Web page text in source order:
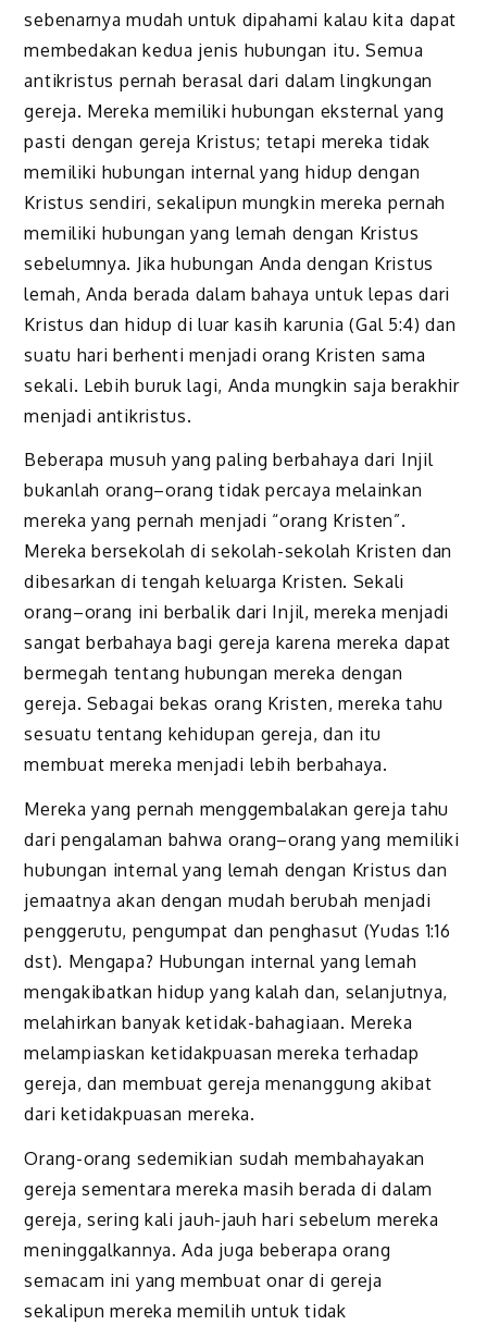
sebenarnya mudah untuk dipahami kalau kita dapat
membedakan kedua jenis hubungan itu. Semua
antikristus pernah berasal dari dalam lingkungan
gereja. Mereka memiliki hubungan eksternal yang
pasti dengan gereja Kristus; tetapi mereka tidak
memiliki hubungan internal yang hidup dengan
Kristus sendiri, sekalipun mungkin mereka pernah
memiliki hubungan yang lemah dengan Kristus
sebelumnya. Jika hubungan Anda dengan Kristus
lemah, Anda berada dalam bahaya untuk lepas dari
Kristus dan hidup di luar kasih karunia (Gal 5:4) dan
suatu hari berhenti menjadi orang Kristen sama
sekali. Lebih buruk lagi, Anda mungkin saja berakhir
menjadi antikristus.
Beberapa musuh yang paling berbahaya dari Injil
bukanlah orang–orang tidak percaya melainkan
mereka yang pernah menjadi “orang Kristen”.
Mereka bersekolah di sekolah-sekolah Kristen dan
dibesarkan di tengah keluarga Kristen. Sekali
orang–orang ini berbalik dari Injil, mereka menjadi
sangat berbahaya bagi gereja karena mereka dapat
bermegah tentang hubungan mereka dengan
gereja. Sebagai bekas orang Kristen, mereka tahu
sesuatu tentang kehidupan gereja, dan itu
membuat mereka menjadi lebih berbahaya.
Mereka yang pernah menggembalakan gereja tahu
dari pengalaman bahwa orang–orang yang memiliki
hubungan internal yang lemah dengan Kristus dan
jemaatnya akan dengan mudah berubah menjadi
penggerutu, pengumpat dan penghasut (Yudas 1:16
dst). Mengapa? Hubungan internal yang lemah
mengakibatkan hidup yang kalah dan, selanjutnya,
melahirkan banyak ketidak-bahagiaan. Mereka
melampiaskan ketidakpuasan mereka terhadap
gereja, dan membuat gereja menanggung akibat
dari ketidakpuasan mereka.
Orang-orang sedemikian sudah membahayakan
gereja sementara mereka masih berada di dalam
gereja, sering kali jauh-jauh hari sebelum mereka
meninggalkannya. Ada juga beberapa orang
semacam ini yang membuat onar di gereja
sekalipun mereka memilih untuk tidak